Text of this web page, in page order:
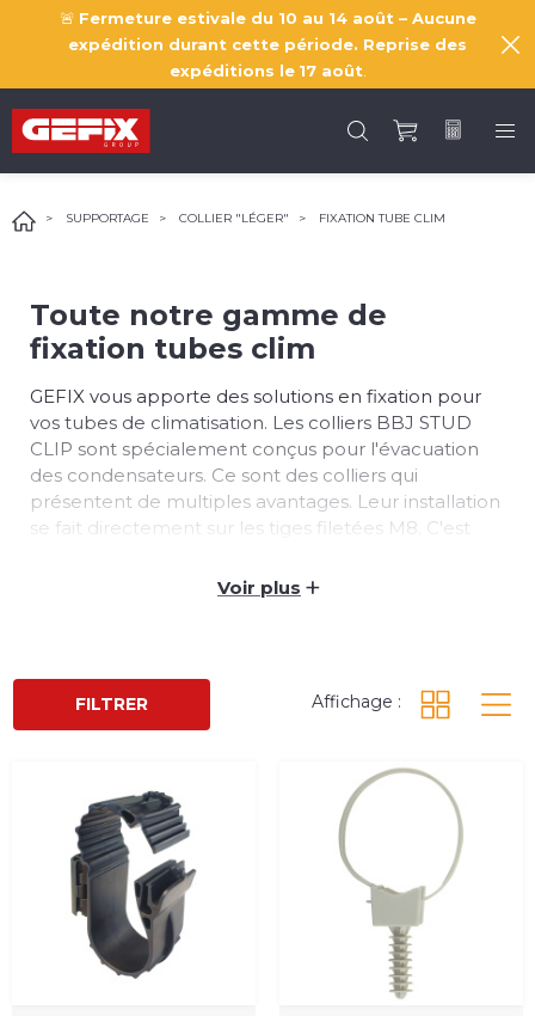
🚨 Fermeture estivale du 10 au 14 août – Aucune
expédition durant cette période. Reprise des
expéditions le 17 août
SUPPORTAGE COLLIER "LÉGER" FIXATION TUBE CLIM
Toute notre gamme de
fixation tubes clim
GEFIX vous apporte des solutions en fixation pour
vos tubes de climatisation. Les colliers BBJ STUD
CLIP sont spécialement conçus pour l'évacuation
des condensateurs. Ce sont des colliers qui
présentent de multiples avantages. Leur installation
se fait directement sur les tiges filetées M8. C'est
Voir plus +
FILTRER Affichage :